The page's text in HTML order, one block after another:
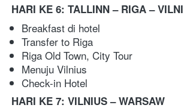
HARI KE 6: TALLINN – RIGA –
Breakfast di hotel
Transfer to Riga
Riga Old Town, City Tour
Menuju Vilnius
Check-in Hotel
HARI KE 7: VILNIUS – WARSAW